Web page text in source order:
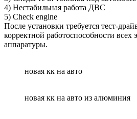
4) Нестабильная работа ДВС
5) Check engine
После установки требуется тест-
корректной работоспособности всех
аппаратуры.
новая кк на авто
новая кк на авто из алюминия